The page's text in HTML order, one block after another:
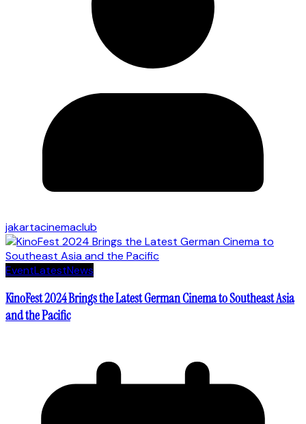
jakartacinemaclub
EventLatestNews
KinoFest 2024 Brings the Latest German Cinema to Southeast Asia
and the Pacific